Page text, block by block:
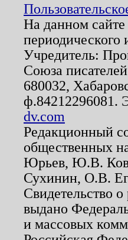
На данном сайте
Учредитель:
Союза
680032,
ф.84212296081.
dv.com
Редакционный
общественных
Юрьев, Ю.В.
Сухинин, О.В.
Свидетельство
выдано
и массовых